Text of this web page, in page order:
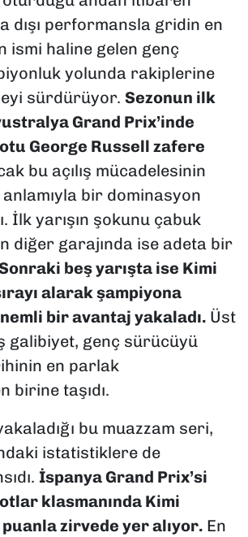
dışı performansla gridin en
ismi haline gelen genç
yolunda rakiplerine
sürdürüyor. Sezonun ilk
Grand Prix’inde
George Russell zafere
bu açılış mücadelesinin
bir dominasyon
İlk yarışın şokunu çabuk
diğer garajında ise adeta bir
beş yarışta ise Kimi
alarak şampiyona
bir avantaj yakaladı.Üst
galibiyet, genç sürücüyü
en parlak
birine taşıdı.
bu muazzam seri,
istatistiklere de
İspanya Grand Prix’si
klasmanında Kimi
zirvede yer alıyor.En